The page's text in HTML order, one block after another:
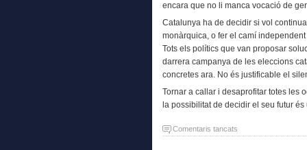
encara que no li manca vocació de
Catalunya ha de decidir si vol
monàrquica, o fer el camí
Tots els polítics que van proposar
darrera campanya de les eleccions
concretes ara. No és justificable el
Tornar a callar i desaprofitar totes les
la possibilitat de decidir el seu futur
Comentaris tancats